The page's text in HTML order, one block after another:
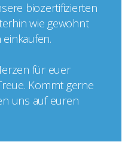
biozertifizierten
wie gewohnt
für euer
Kommt gerne
uns auf euren